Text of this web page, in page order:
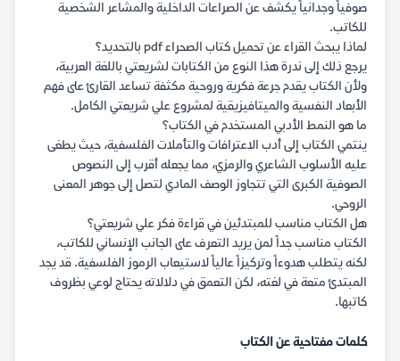
صوفياً وجدانياً يكشف عن الصراعات الداخلية والمشاعر الشخصية
للكاتب.
لماذا يبحث القراء عن تحميل كتاب الصحراء pdf بالتحديد؟
يرجع ذلك إلى ندرة هذا النوع من الكتابات لشريعتي باللغة العربية،
ولأن الكتاب يقدم جرعة فكرية وروحية مكثفة تساعد القارئ على فهم
الأبعاد النفسية والميتافيزيقية لمشروع علي شريعتي الكامل.
ما هو النمط الأدبي المستخدم في الكتاب؟
ينتمي الكتاب إلى أدب الاعترافات والتأملات الفلسفية، حيث يطغى
عليه الأسلوب الشاعري والرمزي، مما يجعله أقرب إلى النصوص
الصوفية الكبرى التي تتجاوز الوصف المادي لتصل إلى جوهر المعنى
الروحي.
هل الكتاب مناسب للمبتدئين في قراءة فكر علي شريعتي؟
الكتاب مناسب جداً لمن يريد التعرف على الجانب الإنساني للكاتب،
لكنه يتطلب هدوءاً وتركيزاً عالياً لاستيعاب الرموز الفلسفية. قد يجد
المبتدئ متعة في لغته، لكن التعمق في دلالاته يحتاج لوعي بظروف
كاتبها.
كلمات مفتاحية عن الكتاب